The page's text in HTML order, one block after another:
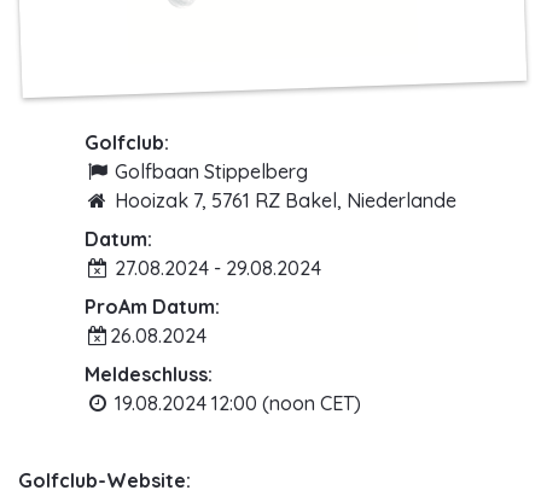
Golfclub:
Golfbaan Stippelberg
Hooizak 7, 5761 RZ Bakel, Niederlande
Datum:
27.08.2024 - 29.08.2024
ProAm Datum:
26.08.2024
Meldeschluss:
19.08.2024 12:00 (noon CET)
Golfclub-Website: